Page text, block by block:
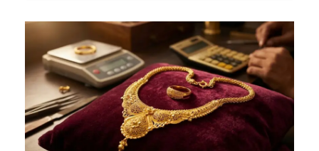
हेल्थलाइनच्या मते, 2016 मध्ये प्रकाशित झालेल्या या
पुनरावलोकनातून असे सूचित होते की थंड पाण्यात
डुबकी मारणे मेटाबॉलिजम सुधारण्यासाठी आणि
शरीरातील चरबी कमी करण्यासाठी फायदेशीर ठरू
शकते.